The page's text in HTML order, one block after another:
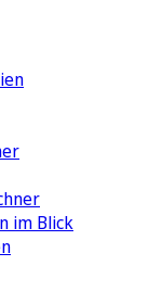
im Blick